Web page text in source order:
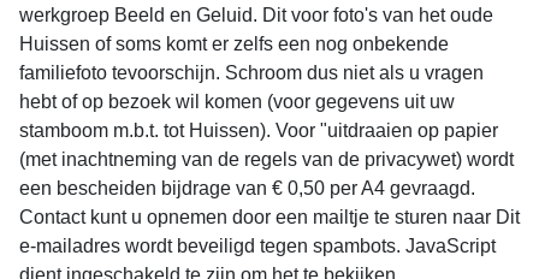
werkgroep Beeld en Geluid. Dit voor foto's van het oude
Huissen of soms komt er zelfs een nog onbekende
familiefoto tevoorschijn. Schroom dus niet als u vragen
hebt of op bezoek wil komen (voor gegevens uit uw
stamboom m.b.t. tot Huissen). Voor "uitdraaien op papier
(met inachtneming van de regels van de privacywet) wordt
een bescheiden bijdrage van € 0,50 per A4 gevraagd.
Contact kunt u opnemen door een mailtje te sturen naar Dit
e-mailadres wordt beveiligd tegen spambots. JavaScript
dient ingeschakeld te zijn om het te bekijken.